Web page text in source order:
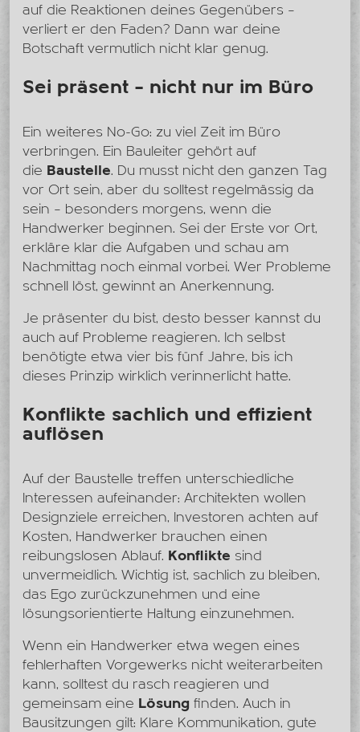
auf die Reaktionen deines Gegenübers –
verliert er den Faden? Dann war deine
Botschaft vermutlich nicht klar genug.
Sei präsent – nicht nur im Büro
Ein weiteres No-Go: zu viel Zeit im Büro
verbringen. Ein Bauleiter gehört auf
die Baustelle. Du musst nicht den ganzen Tag
vor Ort sein, aber du solltest regelmässig da
sein – besonders morgens, wenn die
Handwerker beginnen. Sei der Erste vor Ort,
erkläre klar die Aufgaben und schau am
Nachmittag noch einmal vorbei. Wer Probleme
schnell löst, gewinnt an Anerkennung.
Je präsenter du bist, desto besser kannst du
auch auf Probleme reagieren. Ich selbst
benötigte etwa vier bis fünf Jahre, bis ich
dieses Prinzip wirklich verinnerlicht hatte.
Konflikte sachlich und effizient
auflösen
Auf der Baustelle treffen unterschiedliche
Interessen aufeinander: Architekten wollen
Designziele erreichen, Investoren achten auf
Kosten, Handwerker brauchen einen
reibungslosen Ablauf. Konflikte sind
unvermeidlich. Wichtig ist, sachlich zu bleiben,
das Ego zurückzunehmen und eine
lösungsorientierte Haltung einzunehmen.
Wenn ein Handwerker etwa wegen eines
fehlerhaften Vorgewerks nicht weiterarbeiten
kann, solltest du rasch reagieren und
gemeinsam eine Lösung finden. Auch in
Bausitzungen gilt: Klare Kommunikation, gute